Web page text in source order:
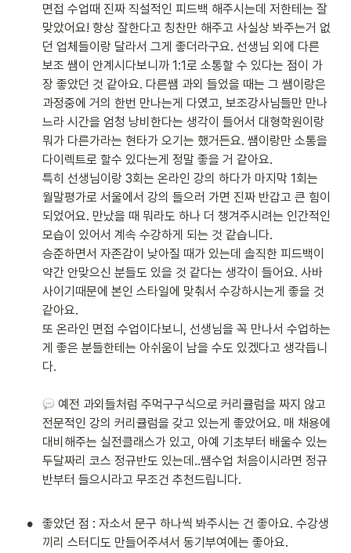
면접 수업때 진짜 직설적인 피드백 해주시는데 저한테는 잘
맞았어요! 항상 잘한다고 칭찬만 해주고 사실상 봐주는거 없
던 업체들이랑 달라서 그게 좋더라구요. 선생님 외에 다른
보조 쌤이 안계시다보니까 1:1로 소통할 수 있다는 점이 가
장 좋았던 것 같아요. 다른쌤 과외 들었을 때는 그 쌤이랑은
과정중에 거의 한번 만나는게 다였고, 보조강사님들만 만나
느라 시간을 엄청 낭비한다는 생각이 들어서 대형학원이랑
뭐가 다른가라는 현타가 오기는 했거든요. 쌤이랑만 소통을
다이렉트로 할수 있다는게 정말 좋을 거 같아요.
특히 선생님이랑 3회는 온라인 강의 하다가 마지막 1회는
월말평가로 서울에서 강의 들으러 가면 진짜 반갑고 큰 힘이
되었어요. 만났을 때 뭐라도 하나 더 챙겨주시려는 인간적인
모습이 있어서 계속 수강하게 되는 것 같습니다.
승준하면서 자존감이 낮아질 때가 있는데 솔직한 피드백이
약간 안맞으신 분들도 있을 것 같다는 생각이 들어요. 사바
사이기때문에 본인 스타일에 맞춰서 수강하시는게 좋을 것
같아요.
또 온라인 면접 수업이다보니, 선생님을 꼭 만나서 수업하는
게 좋은 분들한테는 아쉬움이 남을 수도 있겠다고 생각듭니
다.
예전 과외들처럼 주먹구구식으로 커리큘럼을 짜지 않고
전문적인 강의 커리큘럼을 갖고 있는게 좋았어요. 매 채용에
대비해주는 실전클래스가 있고, 아예 기초부터 배울수 있는
두달짜리 코스 정규반도 있는데..쌤수업 처음이시라면 정규
반부터 들으시라고 무조건 추천드립니다.
•
좋았던 점 : 자소서 문구 하나씩 봐주시는 건 좋아요. 수강생
끼리 스터디도 만들어주셔서 동기부여에는 좋아요.